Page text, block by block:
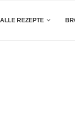
ALLE REZEPTE